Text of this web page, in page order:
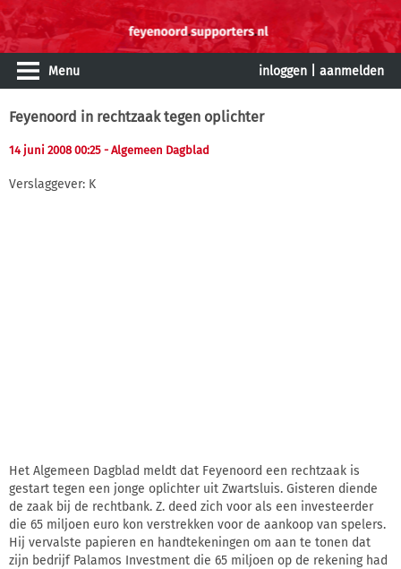
Menu inloggen aanmelden
Feyenoord in rechtzaak tegen oplichter
14 juni 2008 00:25 - Algemeen Dagblad
Verslaggever: K
Het Algemeen Dagblad meldt dat Feyenoord een rechtzaak is
gestart tegen een jonge oplichter uit Zwartsluis. Gisteren diende
de zaak bij de rechtbank. Z. deed zich voor als een investeerder
die 65 miljoen euro kon verstrekken voor de aankoop van spelers.
Hij vervalste papieren en handtekeningen om aan te tonen dat
zijn bedrijf Palamos Investment die 65 miljoen op de rekening had